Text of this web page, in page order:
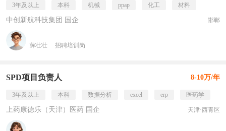
3年及以上 本科 机械 ppap 化工 材料
中创新航科技集团 国企 邯郸
薛壮壮 招聘培训岗
SPD项目负责人 8-10万/年
3年及以上 本科 数据分析 excel erp 医药学
上药康德乐（天津）医药 国企 天津·西青区